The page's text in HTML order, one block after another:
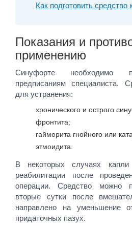
Как подготовить средство
Показания и
применению
Синуфорте необходимо
предписаниям специалиста.
для устранения:
хронического и острого
фронтита;
гайморита гнойного или
этмоидита.
В некоторых случаях
реабилитации после
операции. Средство можно
вторые сутки после
направлено на уменьшение
придаточных пазух.